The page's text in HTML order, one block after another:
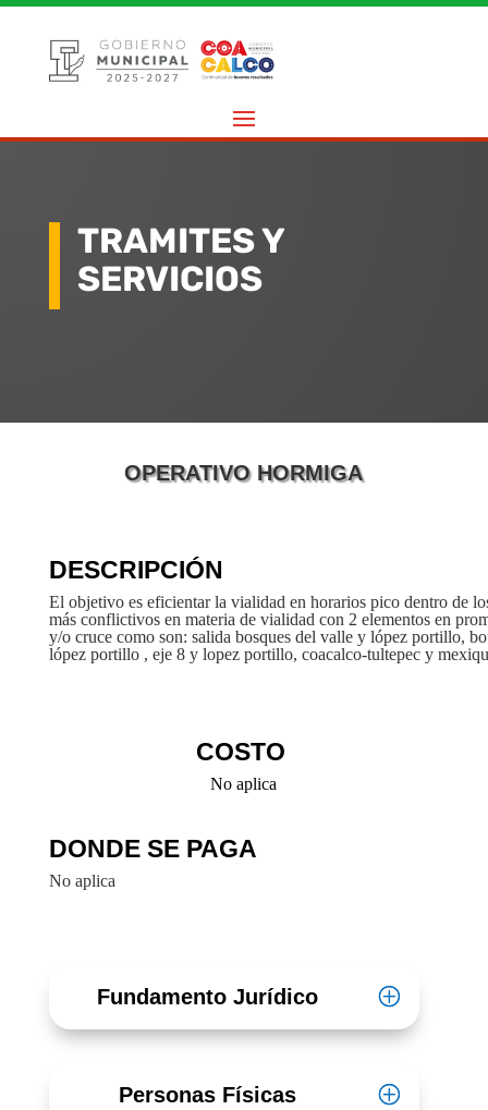
TRAMITES Y
SERVICIOS
OPERATIVO HORMIGA
DESCRIPCIÓN
El objetivo es eficientar la vialidad en horarios pico dentro de
más conflictivos en materia de vialidad con 2 elementos en
y/o cruce como son: salida bosques del valle y lópez portillo,
lópez portillo , eje 8 y lopez portillo, coacalco-tultepec y
COSTO
No aplica
DONDE SE PAGA
No aplica
Fundamento Jurídico
Personas Físicas